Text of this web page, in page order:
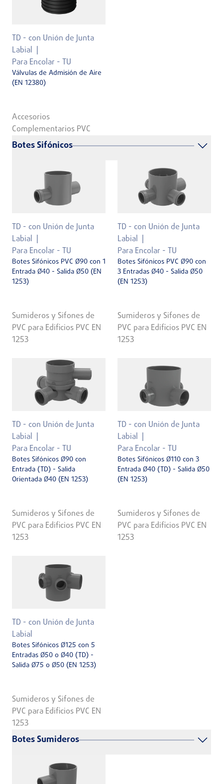
TD - con Unión de Junta
Labial
Para Encolar - TU
Válvulas de Admisión de Aire
(EN 12380)
Accesorios
Complementarios PVC
Botes Sifónicos
TD - con Unión de Junta
Labial
Para Encolar - TU
Botes Sifónicos PVC Ø90 con 1
Entrada Ø40 - Salida Ø50 (EN
1253)
Sumideros y Sifones de
PVC para Edificios PVC EN
1253
TD - con Unión de Junta
Labial
Para Encolar - TU
Botes Sifónicos PVC Ø90 con
3 Entradas Ø40 - Salida Ø50
(EN 1253)
Sumideros y Sifones de
PVC para Edificios PVC EN
1253
TD - con Unión de Junta
Labial
Para Encolar - TU
Botes Sifónicos Ø90 con
Entrada (TD) - Salida
Orientada Ø40 (EN 1253)
Sumideros y Sifones de
PVC para Edificios PVC EN
1253
TD - con Unión de Junta
Labial
Para Encolar - TU
Botes Sifónicos Ø110 con 3
Entrada Ø40 (TD) - Salida Ø50
(EN 1253)
Sumideros y Sifones de
PVC para Edificios PVC EN
1253
TD - con Unión de Junta
Labial
Botes Sifónicos Ø125 con 5
Entradas Ø50 o Ø40 (TD) -
Salida Ø75 o Ø50 (EN 1253)
Sumideros y Sifones de
PVC para Edificios PVC EN
1253
Botes Sumideros